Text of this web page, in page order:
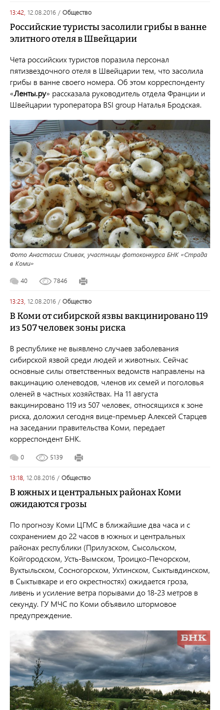
13:42, 12.08.2016 / общество
Российские туристы засолили грибы в ванне
элитного отеля в Швейцарии
Чета российских туристов поразила персонал
пятизвездочного отеля в Швейцарии тем, что засолила
грибы в ванне своего номера. Об этом корреспонденту
«Ленты.ру» рассказала руководитель отдела Франции и
Швейцарии туроператора BSI group Наталья Бродская.
Фото Анастасии Спивак, участницы фотоконкурса БНК «Страда
в Коми»
40 7846
13:23, 12.08.2016 / общество
В Коми от сибирской язвы вакцинировано 119
из 507 человек зоны риска
В республике не выявлено случаев заболевания
сибирской язвой среди людей и животных. Сейчас
основные силы ответственных ведомств направлены на
вакцинацию оленеводов, членов их семей и поголовья
оленей в частных хозяйствах. На 11 августа
вакцинировано 119 из 507 человек, относящихся к зоне
риска, доложил сегодня вице-премьер Алексей Старцев
на заседании правительства Коми, передает
корреспондент БНК.
0 5139
13:18, 12.08.2016 / общество
В южных и центральных районах Коми
ожидаются грозы
По прогнозу Коми ЦГМС в ближайшие два часа и с
сохранением до 22 часов в южных и центральных
районах республики (Прилузском, Сысольском,
Койгородском, Усть-Вымском, Троицко-Печорском,
Вуктыльском, Сосногорском, Ухтинском, Сыктывдинском,
в Сыктывкаре и его окрестностях) ожидается гроза,
ливень и усиление ветра порывами до 18-23 метров в
секунду. ГУ МЧС по Коми объявило штормовое
предупреждение.